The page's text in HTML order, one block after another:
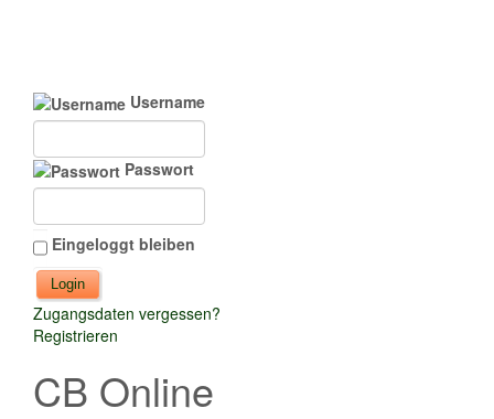
Username
Passwort
Eingeloggt bleiben
Zugangsdaten vergessen?
Registrieren
CB Online